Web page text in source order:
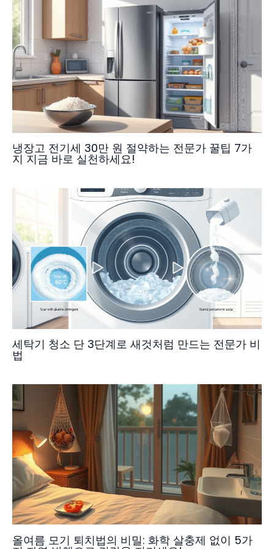
냉장고 전기세 30만 원 절약하는 전문가 꿀팁 7가
지 지금 바로 실천하세요!
세탁기 청소 단 3단계로 새것처럼 만드는 전문가 비
법
올여름 모기 퇴치법의 비밀: 화학 살충제 없이 5가